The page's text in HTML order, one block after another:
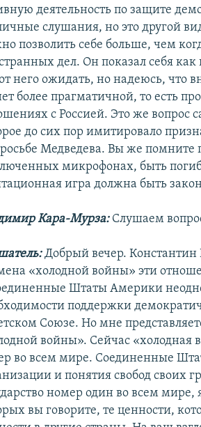
деятельность по защите
слушания, но это другой
позволить себе больше, чем
дел. Он показал себя
него ожидать, но надеюсь, что
более прагматичной, то есть
с Россией. Это же вопрос
до сих пор имитировало
Медведева. Вы же помните
микрофонах, быть
игра должна быть
Кара-Мурза:Слушаем
Добрый вечер. Константин
«холодной войны» эти
Штаты Америки
поддержки
Союзе. Но мне
войны». Сейчас «холодная
во всем мире. Соединенные
и понятия свобод своих
номер один во всем
вы говорите, те ценности,